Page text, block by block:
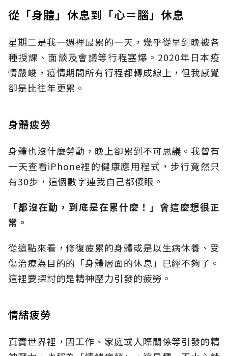
從「身體」休息到「心＝腦」休息
星期二是我一週裡最累的一天，幾乎從早到晚被各
種授課、面談及會議等行程塞爆。2020年日本疫
情嚴峻，疫情期間所有行程都轉成線上，但我感覺
卻是比往年更累。
身體疲勞
身體也沒什麼勞動，晚上卻累到不可思議。我曾有
一天查看iPhone裡的健康應用程式，步行竟然只
有30步，這個數字連我自己都傻眼。
「都沒在動，到底是在累什麼！」會這麼想很正
常。
從這點來看，修復疲累的身體或是以生病休養、受
傷治療為目的的「身體層面的休息」已經不夠了。
這裡要探討的是精神壓力引發的疲勞。
情緒疲勞
真實世界裡，因工作、家庭或人際關係等引發的精